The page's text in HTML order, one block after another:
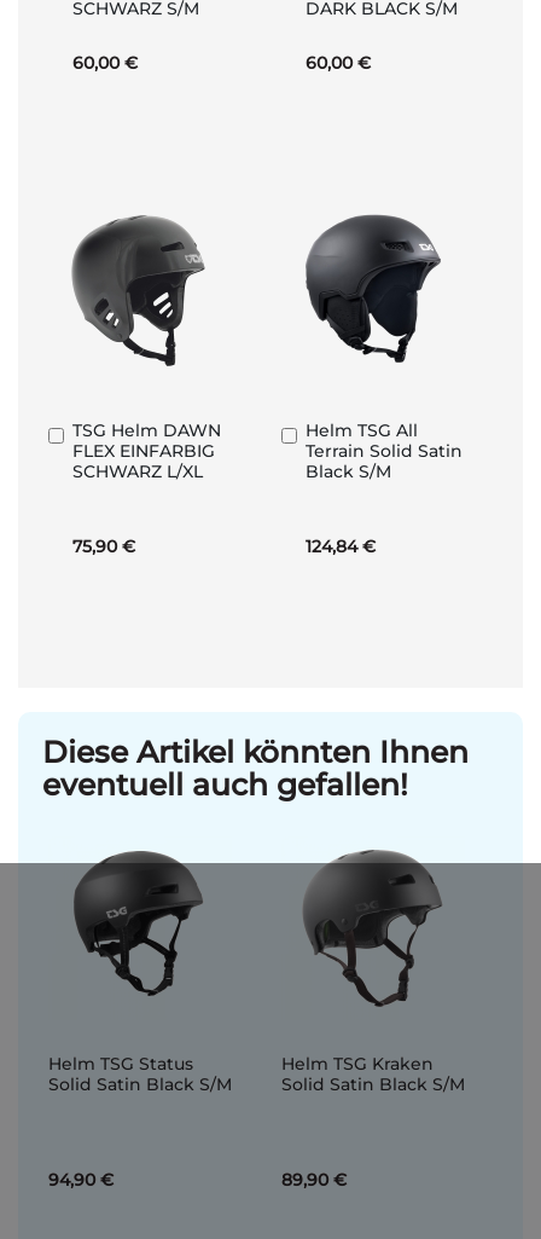
SCHWARZ S/M
60,00 €
DARK BLACK S/M
60,00 €
TSG Helm DAWN
FLEX EINFARBIG
SCHWARZ L/XL
75,90 €
In
den
Warenkorb
Helm TSG All
Terrain Solid Satin
Black S/M
124,84 €
In
den
Warenkorb
Diese Artikel könnten Ihnen
eventuell auch gefallen!
Helm TSG Status
Solid Satin Black S/M
94,90 €
Helm TSG Kraken
Solid Satin Black S/M
89,90 €